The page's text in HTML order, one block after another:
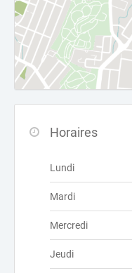
Horaires
Lundi
Mardi
Mercredi
Jeudi